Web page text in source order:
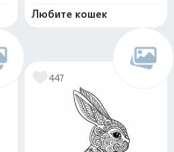
Любите кошек
447